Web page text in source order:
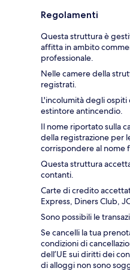
Regolamenti
Questa struttura è
affitta in ambito
professionale.
Nelle camere della
registrati.
L'incolumità degli
estintore antincendio.
Il nome riportato sulla
della registrazione per
corrispondere al nome
Questa struttura
contanti.
Carte di credito
Express, Diners Club,
Sono possibili le
Se cancelli la tua
condizioni di
dell’UE sui diritti dei
di alloggi non sono